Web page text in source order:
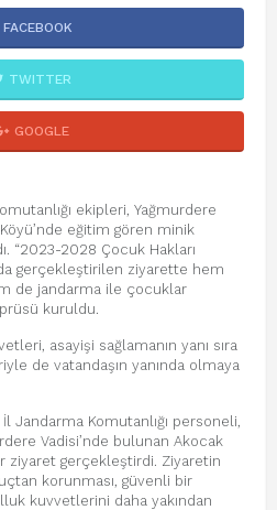
FACEBOOK
TWITTER
GOOGLE
ekipleri, Yağmurdere
eğitim gören minik
“2023-2028 Çocuk Hakları
gerçekleştirilen ziyarette hem
de jandarma ile çocuklar
kuruldu.
asayişi sağlamanın yanı sıra
de vatandaşın yanında olmaya
Jandarma Komutanlığı personeli,
Vadisi’nde bulunan Akocak
ziyaret gerçekleştirdi. Ziyaretin
korunması, güvenli bir
kuvvetlerini daha yakından